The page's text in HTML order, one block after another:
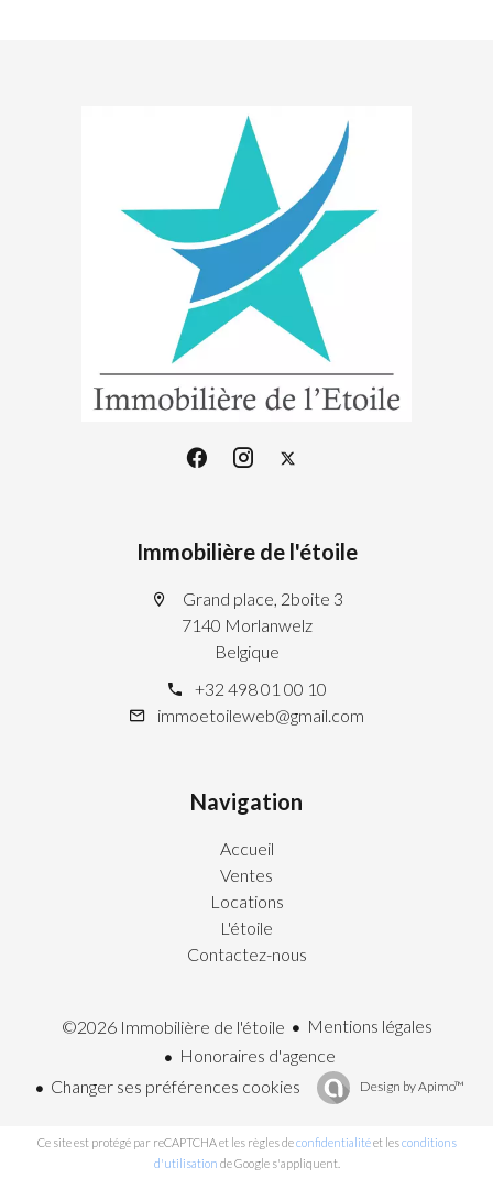
Immobilière de l'étoile
Grand place, 2boite 3
7140 Morlanwelz
Belgique
+32 498 01 00 10
immoetoileweb@gmail.com
Navigation
Accueil
Ventes
Locations
L'étoile
Contactez-nous
©2026 Immobilière de l'étoile
Mentions légales
Honoraires d'agence
Changer ses préférences cookies
Design byApimo™
Ce site est protégé par reCAPTCHA et les règles deconfidentialitéet lesconditions
d'utilisation de Google s'appliquent.